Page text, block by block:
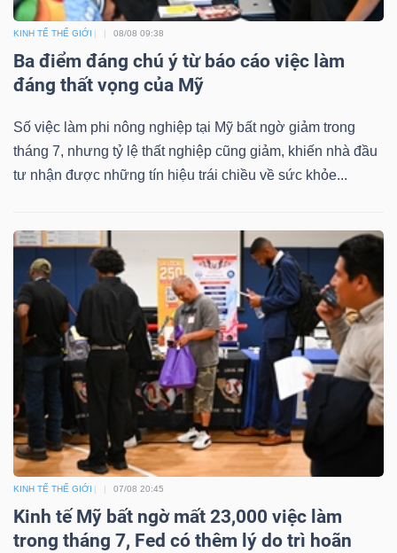
KINH TẾ THẾ GIỚI 08/08 09:38
Ba điểm đáng chú ý từ báo cáo việc làm
đáng thất vọng của Mỹ
Số việc làm phi nông nghiệp tại Mỹ bất ngờ giảm trong
tháng 7, nhưng tỷ lệ thất nghiệp cũng giảm, khiến nhà đầu
tư nhận được những tín hiệu trái chiều về sức khỏe...
KINH TẾ THẾ GIỚI 07/08 20:45
Kinh tế Mỹ bất ngờ mất 23,000 việc làm
trong tháng 7, Fed có thêm lý do trì hoãn